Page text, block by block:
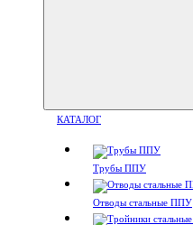
КАТАЛОГ
Трубы ППУ
Отводы стальные ППУ